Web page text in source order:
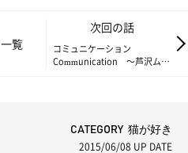
一覧
次回の話
コミュニケーション
Communication ～芦沢ムネ
CATEGORY 猫が好き
2015/06/08 UP DATE